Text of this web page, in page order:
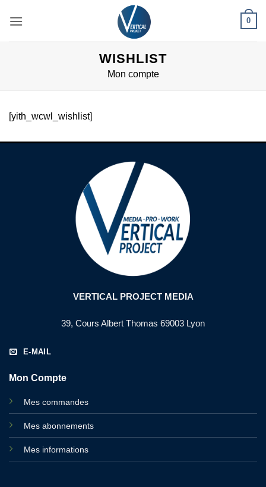
0
WISHLIST
Mon compte
[yith_wcwl_wishlist]
VERTICAL PROJECT MEDIA
39, Cours Albert Thomas 69003 Lyon
E-MAIL
Mon Compte
Mes commandes
Mes abonnements
Mes informations